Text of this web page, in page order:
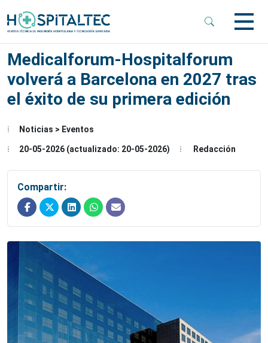
Menu
Menu
Medicalforum-Hospitalforum
volverá a Barcelona en 2027 tras
el éxito de su primera edición
Noticias > Eventos
20-05-2026 (actualizado: 20-05-2026) Redacción
Compartir: